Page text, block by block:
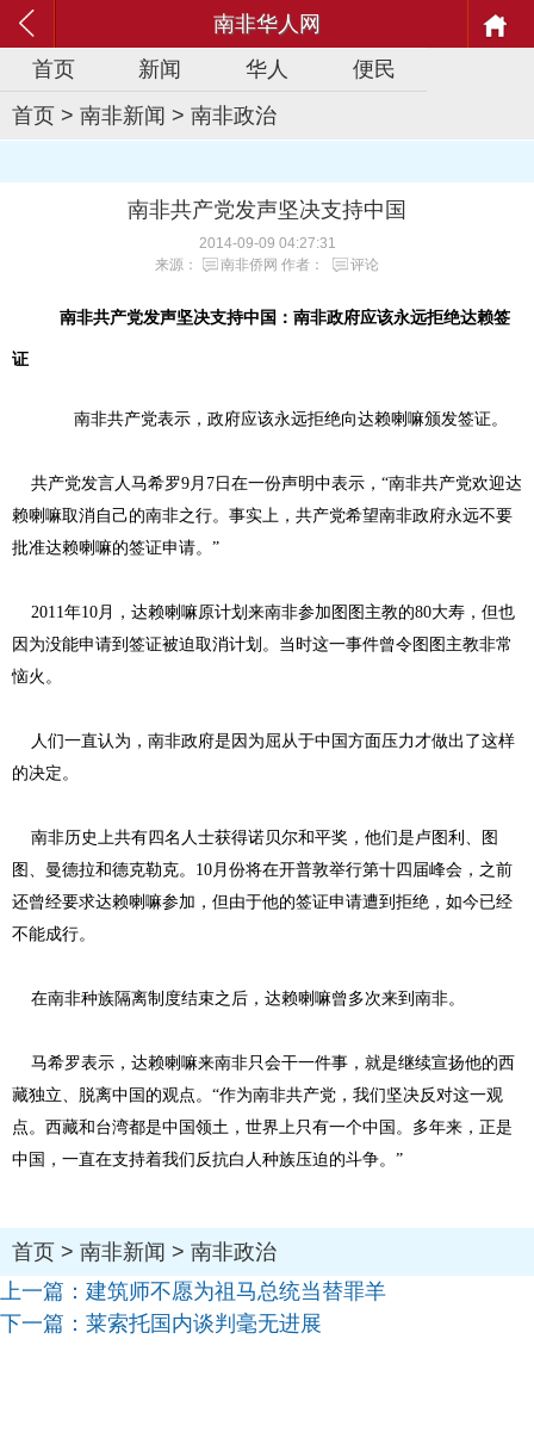
南非华人网
首页
新闻 华人
便民
首页 > 南非新闻 > 南非政治
南非共产党发声坚决支持中国
2014-09-09 04:27:31
来源：
南非侨网 作者： 评论
南非共产党发声坚决支持中国：南非政府应该永远拒绝达赖签
证
南非共产党表示，政府应该永远拒绝向达赖喇嘛颁发签证。
共产党发言人马希罗9月7日在一份声明中表示，“南非共产党欢迎达
赖喇嘛取消自己的南非之行。事实上，共产党希望南非政府永远不要
批准达赖喇嘛的签证申请。”
2011年10月，达赖喇嘛原计划来南非参加图图主教的80大寿，但也
因为没能申请到签证被迫取消计划。当时这一事件曾令图图主教非常
恼火。
人们一直认为，南非政府是因为屈从于中国方面压力才做出了这样
的决定。
南非历史上共有四名人士获得诺贝尔和平奖，他们是卢图利、图
图、曼德拉和德克勒克。10月份将在开普敦举行第十四届峰会，之前
还曾经要求达赖喇嘛参加，但由于他的签证申请遭到拒绝，如今已经
不能成行。
在南非种族隔离制度结束之后，达赖喇嘛曾多次来到南非。
马希罗表示，达赖喇嘛来南非只会干一件事，就是继续宣扬他的西
藏独立、脱离中国的观点。“作为南非共产党，我们坚决反对这一观
点。西藏和台湾都是中国领土，世界上只有一个中国。多年来，正是
中国，一直在支持着我们反抗白人种族压迫的斗争。”
首页 > 南非新闻 > 南非政治
上一篇： 建筑师不愿为祖马总统当替罪羊
下一篇： 莱索托国内谈判毫无进展